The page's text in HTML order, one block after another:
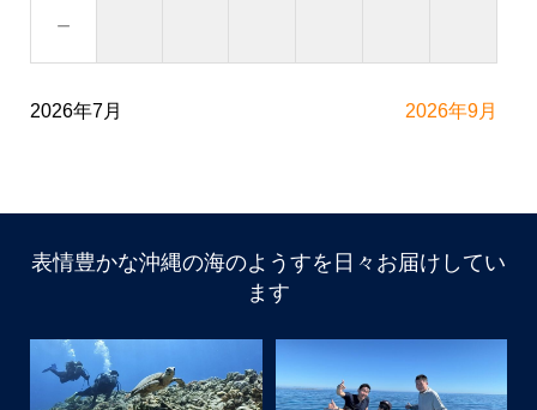
－
2026年7月 2026年9月
表情豊かな沖縄の海のようすを日々お届けしてい
ます